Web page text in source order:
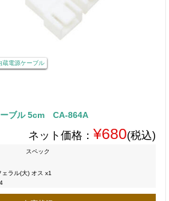
蔵電源ケーブル
ーブル 5cm CA-864A
ネット価格： ¥680(税込)
スペック
ラル(大) オス x1